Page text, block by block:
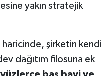
yakın stratejik
haricinde, şirketin kendi
dağıtım filosuna ek
yüzlerce baş bayi ve